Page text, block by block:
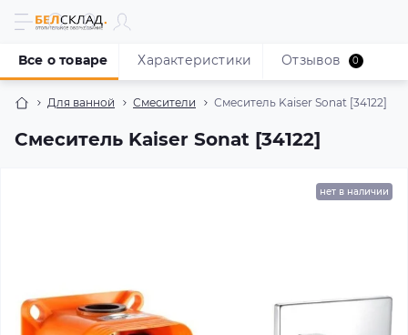
Для ванной Смесители Смеситель Kaiser Sonat [34122]
Смеситель Kaiser Sonat [34122]
Все о товаре Характеристики Отзывов 0
нет в наличии